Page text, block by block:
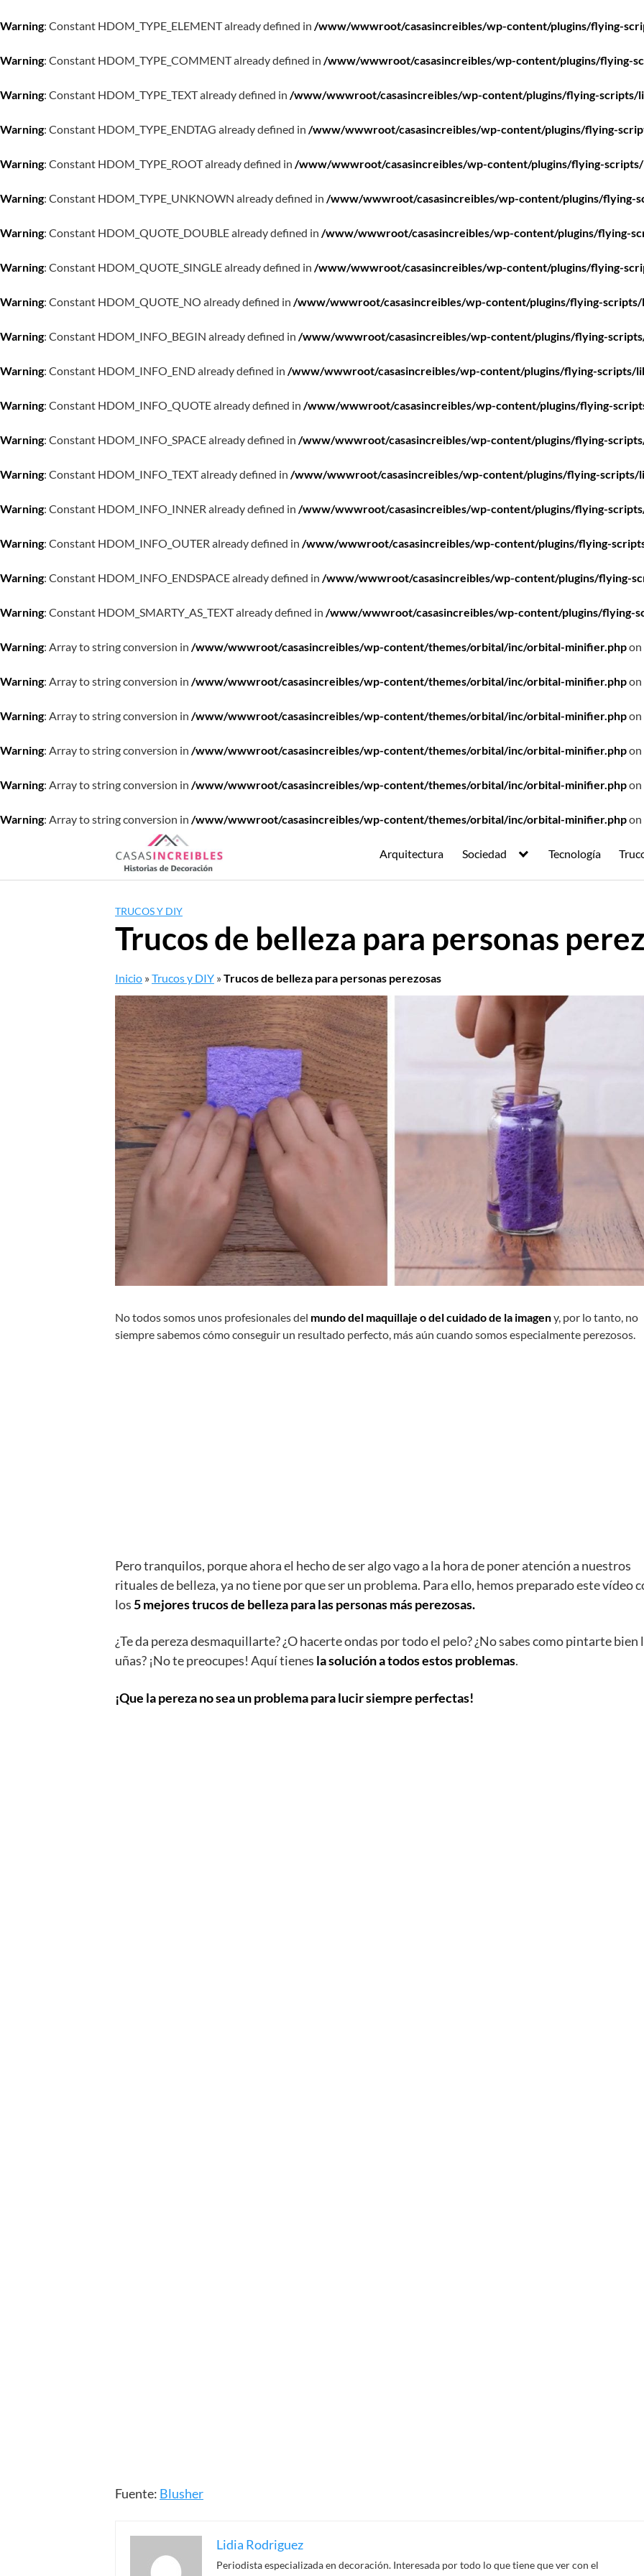
Warning: Constant HDOM_TYPE_ELEMENT already defined in /www/wwwroot/casasincreibles/wp-content/plugins/flying-
Warning: Constant HDOM_TYPE_COMMENT already defined in /www/wwwroot/casasincreibles/wp-content/plugins/flying-
Warning: Constant HDOM_TYPE_TEXT already defined in /www/wwwroot/casasincreibles/wp-content/plugins/flying-scripts/
Warning: Constant HDOM_TYPE_ENDTAG already defined in /www/wwwroot/casasincreibles/wp-content/plugins/flying-
Warning: Constant HDOM_TYPE_ROOT already defined in /www/wwwroot/casasincreibles/wp-content/plugins/flying-
Warning: Constant HDOM_TYPE_UNKNOWN already defined in /www/wwwroot/casasincreibles/wp-content/plugins/flying-
Warning: Constant HDOM_QUOTE_DOUBLE already defined in /www/wwwroot/casasincreibles/wp-content/plugins/flying-
Warning: Constant HDOM_QUOTE_SINGLE already defined in /www/wwwroot/casasincreibles/wp-content/plugins/flying-
Warning: Constant HDOM_QUOTE_NO already defined in /www/wwwroot/casasincreibles/wp-content/plugins/flying-scripts/
Warning: Constant HDOM_INFO_BEGIN already defined in /www/wwwroot/casasincreibles/wp-content/plugins/flying-
Warning: Constant HDOM_INFO_END already defined in /www/wwwroot/casasincreibles/wp-content/plugins/flying-scripts/
Warning: Constant HDOM_INFO_QUOTE already defined in /www/wwwroot/casasincreibles/wp-content/plugins/flying-
Warning: Constant HDOM_INFO_SPACE already defined in /www/wwwroot/casasincreibles/wp-content/plugins/flying-
Warning: Constant HDOM_INFO_TEXT already defined in /www/wwwroot/casasincreibles/wp-content/plugins/flying-scripts/
Warning: Constant HDOM_INFO_INNER already defined in /www/wwwroot/casasincreibles/wp-content/plugins/flying-
Warning: Constant HDOM_INFO_OUTER already defined in /www/wwwroot/casasincreibles/wp-content/plugins/flying-
Warning: Constant HDOM_INFO_ENDSPACE already defined in /www/wwwroot/casasincreibles/wp-content/plugins/flying-
Warning: Constant HDOM_SMARTY_AS_TEXT already defined in /www/wwwroot/casasincreibles/wp-content/plugins/flying-
Warning: Array to string conversion in /www/wwwroot/casasincreibles/wp-content/themes/orbital/inc/orbital-minifier.php
Warning: Array to string conversion in /www/wwwroot/casasincreibles/wp-content/themes/orbital/inc/orbital-minifier.php
Warning: Array to string conversion in /www/wwwroot/casasincreibles/wp-content/themes/orbital/inc/orbital-minifier.php
Warning: Array to string conversion in /www/wwwroot/casasincreibles/wp-content/themes/orbital/inc/orbital-minifier.php
Warning: Array to string conversion in /www/wwwroot/casasincreibles/wp-content/themes/orbital/inc/orbital-minifier.php
Warning: Array to string conversion in /www/wwwroot/casasincreibles/wp-content/themes/orbital/inc/orbital-minifier.php
Arquitectura Sociedad Tecnología
TRUCOS Y DIY
Trucos de belleza para personas
Inicio »Trucos y DIY »Trucos de belleza para personas perezosas
No todos somos unos profesionales del mundo del maquillaje o del cuidado de la imageny, por lo tanto, no
siempre sabemos cómo conseguir un resultado perfecto, más aún cuando somos especialmente perezosos.
Pero tranquilos, porque ahora el hecho de ser algo vago a la hora de poner atención a nuestros
rituales de belleza, ya no tiene por que ser un problema. Para ello, hemos preparado este vídeo
los5 mejores trucos de belleza para las personas más perezosas.
¿Te da pereza desmaquillarte? ¿O hacerte ondas por todo el pelo? ¿No sabes como pintarte bien
uñas? ¡No te preocupes! Aquí tienes la solución a todos estos problemas.
¡Que la pereza no sea un problema para lucir siempre perfectas!
Fuente: Blusher
Lidia Rodriguez
Periodista especializada en decoración. Interesada por todo lo que tiene que ver con el